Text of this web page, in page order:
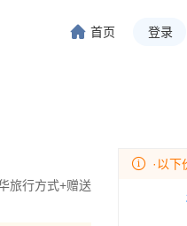
首页 登录
旅行方式+赠送
·以下